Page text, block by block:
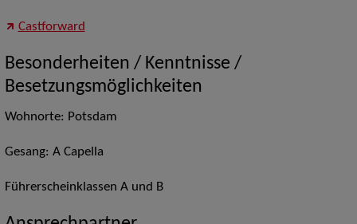
Castforward
Besonderheiten / Kenntnisse /
Besetzungsmöglichkeiten
Wohnorte: Potsdam
Gesang: A Capella
Führerscheinklassen A und B